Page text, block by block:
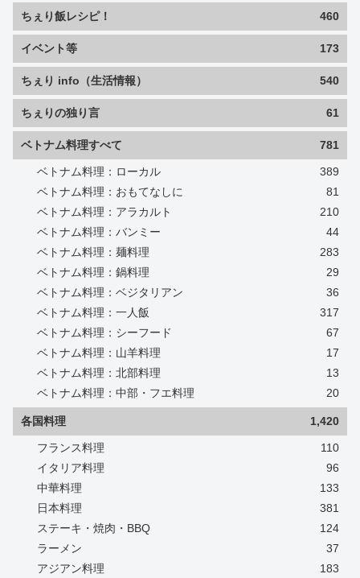
ちぇり飯レシピ！ 460
イベント等 173
ちぇり info（生活情報） 540
ちぇりの独り言 61
ベトナム料理すべて 781
ベトナム料理：ローカル
389
ベトナム料理：おもてなしに
81
ベトナム料理：アラカルト
210
ベトナム料理：バンミー
44
ベトナム料理：麺料理
283
ベトナム料理：鍋料理
29
ベトナム料理：ベジタリアン
36
ベトナム料理：一人飯
317
ベトナム料理：シーフード
67
ベトナム料理：山羊料理
17
ベトナム料理：北部料理
13
ベトナム料理：中部・フエ料理
20
各国料理 1,420
フランス料理
110
イタリア料理
96
中華料理
133
日本料理
381
ステーキ・焼肉・BBQ
124
ラーメン
37
アジアン料理
183